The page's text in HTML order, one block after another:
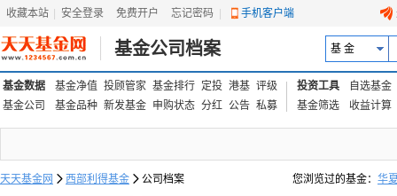
收藏本站 安全登录 免费开户 忘记密码 手机客户端
基金公司档案 基 金
基金数据 基金净值 投顾管家 基金排行 定投 港基 评级
基金公司
基金品种 新发基金 申购状态 分红 公告 私募
投资工具
自选基金
基金筛选
收益计算
天天基金网  西部利得基金  公司档案 您浏览过的基金： 华